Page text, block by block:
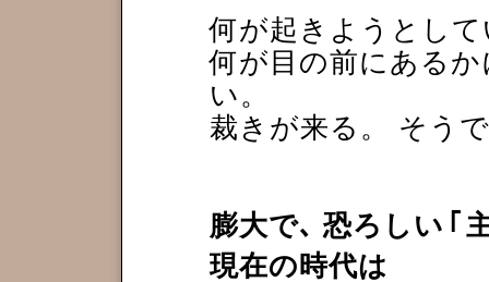
何が起きようとし
何が目の前にある
い。
裁きが来る。 そう
膨大で､ 恐ろしい ｢
現在の時代は